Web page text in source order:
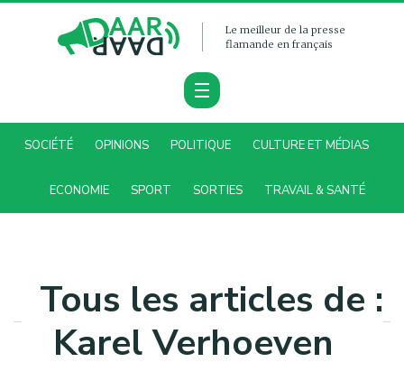
Le meilleur de la presse
flamande en français
SOCIÉTÉ OPINIONS POLITIQUE CULTURE ET MÉDIAS
ECONOMIE SPORT SORTIES TRAVAIL & SANTÉ
Tous les articles de :
Karel Verhoeven